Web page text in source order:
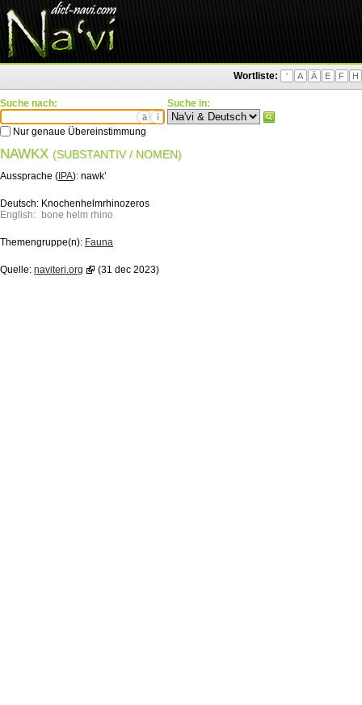
Wortliste: ' A Ä E F H
Suche nach:
ä ì
Nur genaue Übereinstimmung
Suche in:
NAWKX (SUBSTANTIV / NOMEN)
Aussprache ( IPA): nawkʼ
Deutsch: Knochenhelmrhinozeros
English:
bone helm rhino
Themengruppe(n): Fauna
Quelle: naviteri.org (31 dec 2023)